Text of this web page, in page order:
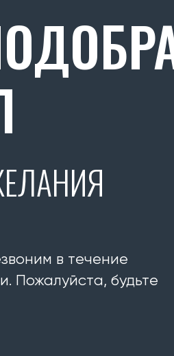
в течение
Пожалуйста, будьте